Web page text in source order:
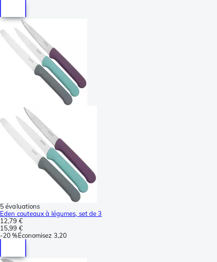
5 évaluations
Eden couteaux à légumes, set de 3
12,79 €
15,99 €
-20 %Économisez 3,20